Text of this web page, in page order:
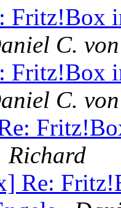
Fritz!Box
C.
Fritz!Box
C.
Richard
Re: